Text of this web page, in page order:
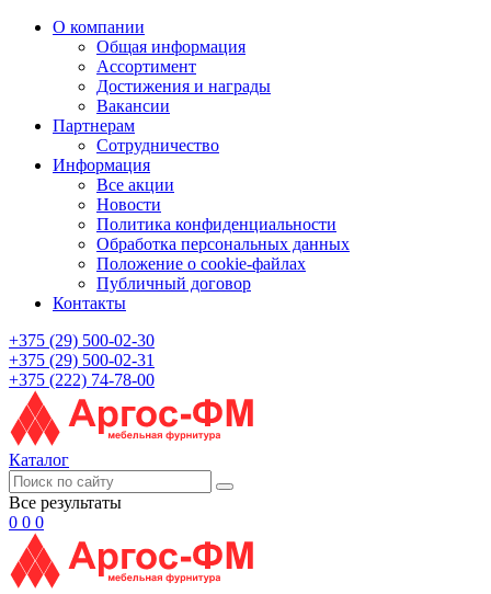
О компании
Общая информация
Ассортимент
Достижения и награды
Вакансии
Партнерам
Сотрудничество
Информация
Все акции
Новости
Политика конфиденциальности
Обработка персональных данных
Положение о cookie-файлах
Публичный договор
Контакты
+375 (29) 500-02-30
+375 (29) 500-02-31
+375 (222) 74-78-00
Каталог
Все результаты
0 0 0